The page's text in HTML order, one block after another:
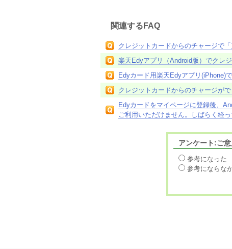
関連するFAQ
クレジットカードからのチャージで
楽天Edyアプリ（Android版）でクレ
Edyカード用楽天Edyアプリ(iPhone)
クレジットカードからのチャージが
Edyカードをマイページに登録後、
ご利用いただけません。しばらく経っ
アンケート:ご
参考になった
参考にならな